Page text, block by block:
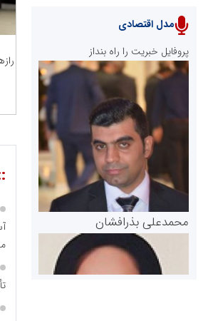
مدل اقتصادی
پروفایل خبریت را راه بنداز
محمدعلی بذرافشان